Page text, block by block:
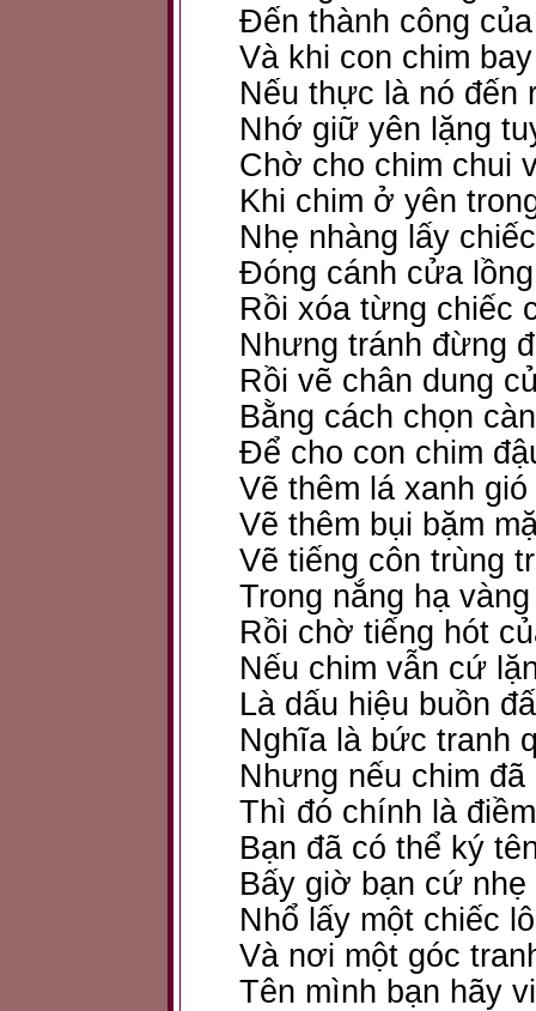
Đến thành công
Và khi con chim
Nếu thực là nó đến
Nhớ giữ yên lặng
Chờ cho chim chui
Khi chim ở yên
Nhẹ nhàng lấy
Đóng cánh cửa
Rồi xóa từng chiếc
Nhưng tránh đừng
Rồi vẽ chân dung
Bằng cách chọn
Để cho con chim
Vẽ thêm lá xanh gió
Vẽ thêm bụi bặm
Vẽ tiếng côn trùng
Trong nắng hạ
Rồi chờ tiếng hót
Nếu chim vẫn cứ
Là dấu hiệu buồn
Nghĩa là bức tranh
Nhưng nếu chim đã
Thì đó chính là
Bạn đã có thể ký
Bấy giờ bạn cứ nhẹ
Nhổ lấy một chiếc
Và nơi một góc
Tên mình bạn hãy